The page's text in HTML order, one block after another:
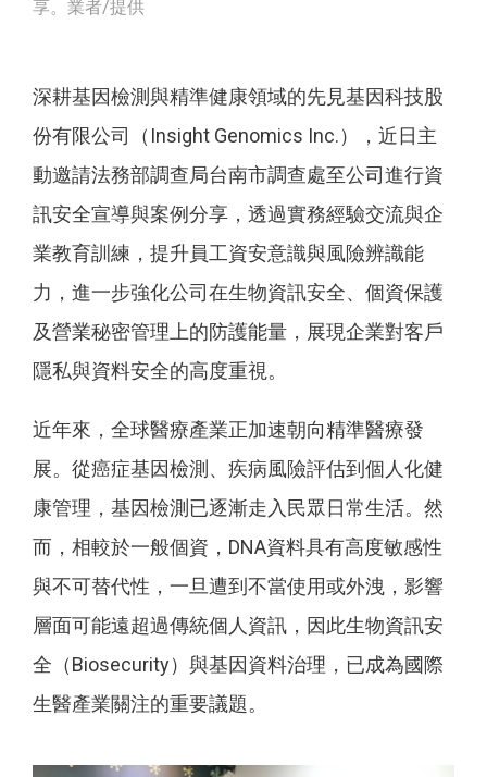
享。業者/提供
深耕基因檢測與精準健康領域的先見基因科技股
份有限公司（Insight Genomics Inc.），近日主
動邀請法務部調查局台南市調查處至公司進行資
訊安全宣導與案例分享，透過實務經驗交流與企
業教育訓練，提升員工資安意識與風險辨識能
力，進一步強化公司在生物資訊安全、個資保護
及營業秘密管理上的防護能量，展現企業對客戶
隱私與資料安全的高度重視。
近年來，全球醫療產業正加速朝向精準醫療發
展。從癌症基因檢測、疾病風險評估到個人化健
康管理，基因檢測已逐漸走入民眾日常生活。然
而，相較於一般個資，DNA資料具有高度敏感性
與不可替代性，一旦遭到不當使用或外洩，影響
層面可能遠超過傳統個人資訊，因此生物資訊安
全（Biosecurity）與基因資料治理，已成為國際
生醫產業關注的重要議題。